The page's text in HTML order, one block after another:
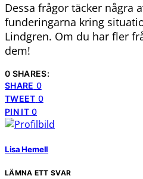
Dessa frågor täcker några
funderingarna kring
Lindgren. Om du har fler
dem!
0 SHARES:
SHARE 0
TWEET 0
PIN IT 0
Lisa Hernell
LÄMNA ETT SVAR